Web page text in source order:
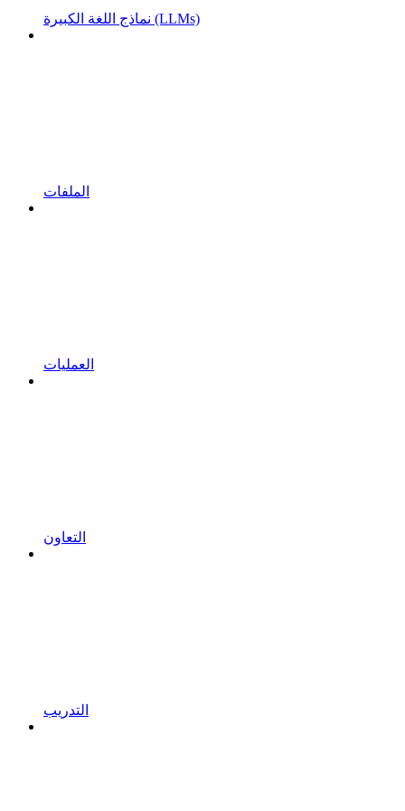
نماذج اللغة الكبيرة (LLMs)
الملفات
العمليات
التعاون
التدريب